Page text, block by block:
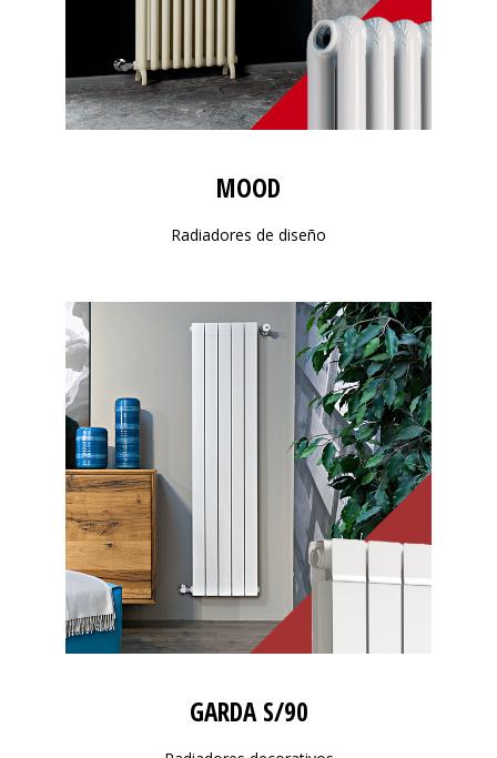
MOOD
Radiadores de diseño
GARDA S/90